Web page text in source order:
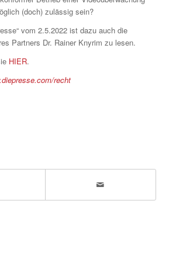
(doch) zulässig sein?
vom 2.5.2022 ist dazu auch die
Partners Dr. Rainer Knyrim zu lesen.
HIER.
recht